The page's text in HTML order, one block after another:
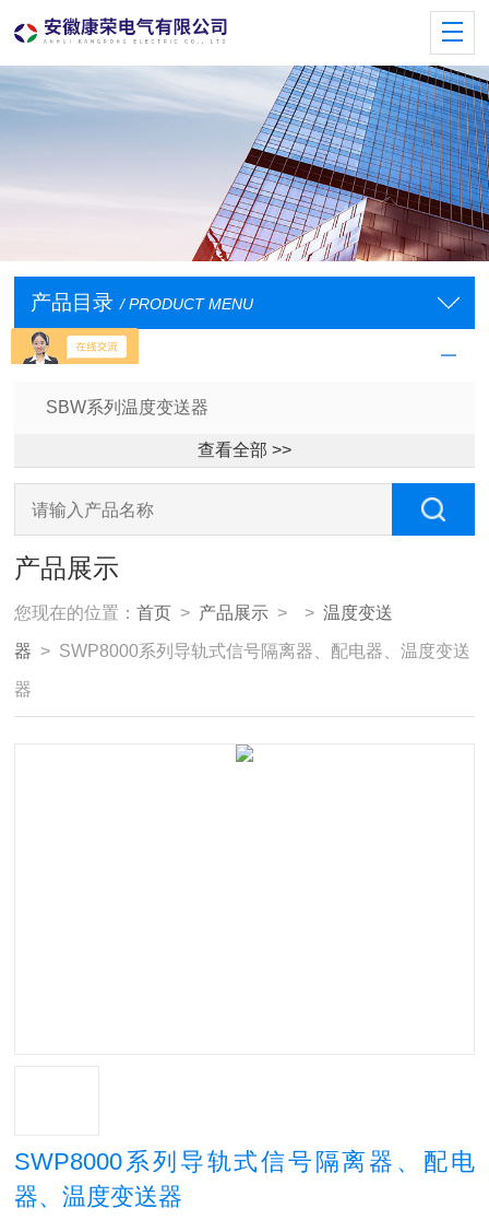
产品目录 / PRODUCT MENU
温度变送器
SBW系列温度变送器
查看全部 >>
产品展示
您现在的位置：首页 > 产品展示 > >温度变送
器 > SWP8000系列导轨式信号隔离器、配电器、温度变送
器
SWP8000系列导轨式信号隔离器、配电
器、温度变送器